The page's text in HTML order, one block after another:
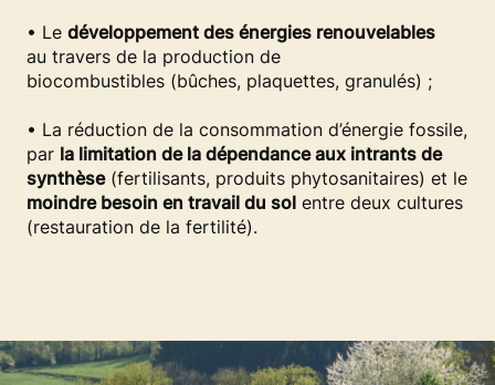
• Le développement des énergies renouvelables
au travers de la production de
biocombustibles (bûches, plaquettes, granulés) ;​
• La réduction de la consommation d’énergie fossile,
par la limitation de la dépendance aux intrants de
synthèse(fertilisants, produits phytosanitaires) et le
moindre besoin en travail du sol entre deux cultures
(restauration de la fertilité).